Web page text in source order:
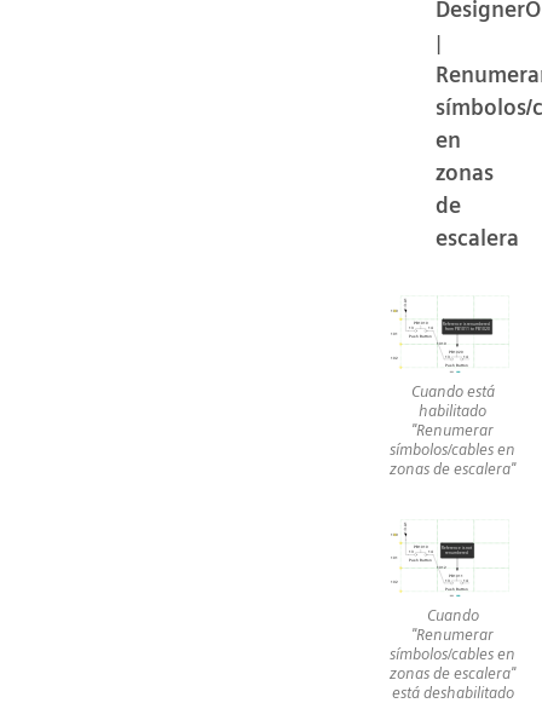
|
símbolos/
en
zonas
de
escalera
Cuando está
habilitado
"Renumerar
símbolos/cables en
zonas de escalera"
Cuando
"Renumerar
símbolos/cables en
zonas de escalera"
está deshabilitado